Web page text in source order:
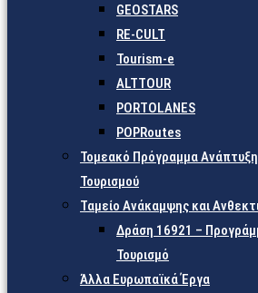
GEOSTARS
RE-CULT
Tourism-e
ALTTOUR
PORTOLANES
POPRoutes
Τομεακό Πρόγραμμα
Τουρισμού
Ταμείο Ανάκαμψης και
Δράση 16921 –
Τουρισμό
Άλλα Ευρωπαϊκά Έργα